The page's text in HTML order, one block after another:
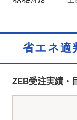
2025/1/6
2025/1/6
2024/12/27
2024/12/2
2024/11/25
社
2024/8/10
省エネ適
ZEB受注実績・